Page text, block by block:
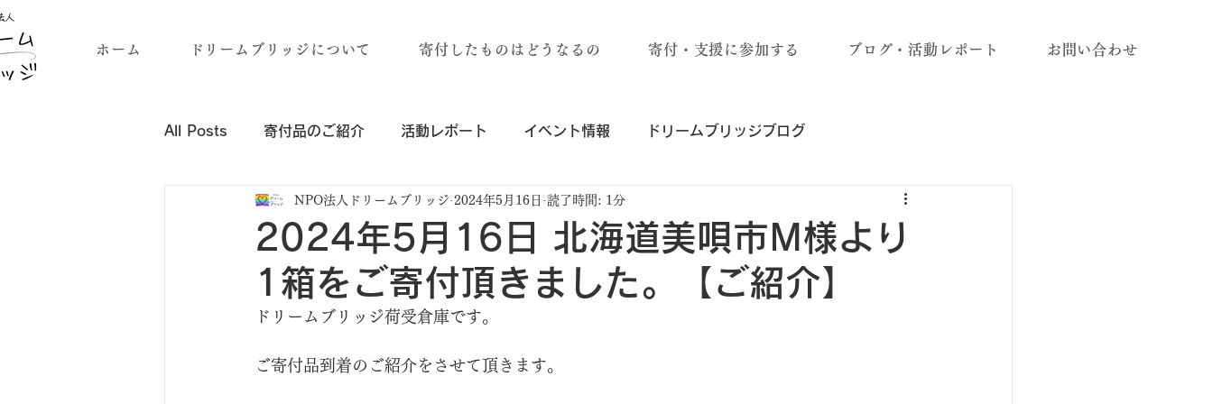
ホーム ドリームブリッジについて 寄付したものはどうなるの 寄付・支援に参加する ブログ・活動レポート お問い合わせ
All Posts 寄付品のご紹介 活動レポート イベント情報 ドリームブリッジブログ
企業・団体様の寄付品のご紹介
2024年5月16日 北海道美唄市M様より
1箱をご寄付頂きました。【ご紹介】
NPO法人ドリームブリッジ 2024年5月16日 読了時間: 1分
ドリームブリッジ荷受倉庫です。
ご寄付品到着のご紹介をさせて頂きます。